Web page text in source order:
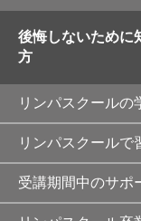
後悔しないために
方
リンパスクールの
リンパスクールで
受講期間中のサポ